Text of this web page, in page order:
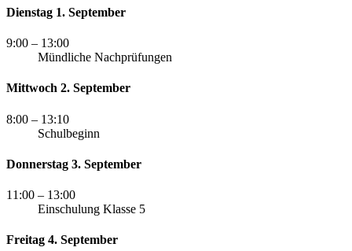
Dienstag 1. September
9:00 – 13:00
Mündliche Nachprüfungen
Mittwoch 2. September
8:00 – 13:10
Schulbeginn
Donnerstag 3. September
11:00 – 13:00
Einschulung Klasse 5
Freitag 4. September